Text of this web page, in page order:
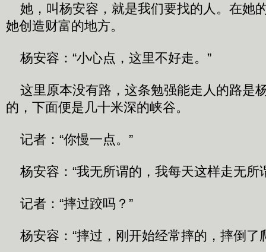
她，叫杨安容，就是我们要找的人。在她
她创造财富的地方。
杨安容：“小心点，这里不好走。”
这里原本没有路，这条勉强能走人的路是
的，下面便是几十米深的峡谷。
记者：“你慢一点。”
杨安容：“我无所谓的，我每天这样走无所
记者：“摔过跤吗？”
杨安容：“摔过，刚开始经常摔的，摔倒了